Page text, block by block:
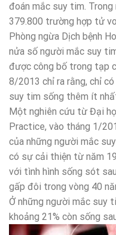
đoán mắc suy tim.
379.800 trường hợp tử
Phòng ngừa Dịch bệnh
nửa số người mắc suy
được công bố trong tạp
8/2013 chỉ ra rằng, chỉ
suy tim sống thêm ít
Một nghiên cứu từ Đại
Practice, vào tháng 1/
của những người mắc
có sự cải thiện từ năm
với tình hình sống sót
gấp đôi trong vòng 40
Ở những người mắc suy
khoảng 21% còn sống